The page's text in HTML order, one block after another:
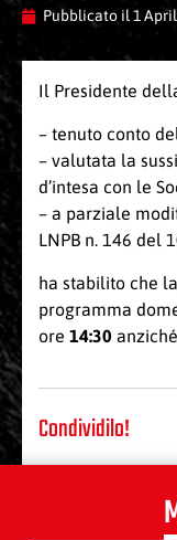
Pubblicato il 1
Il Presidente
– tenuto conto
– valutata la
d’intesa con le
– a parziale
LNPB n. 146 del
ha stabilito che
programma
ore 14:30
Condividilo!